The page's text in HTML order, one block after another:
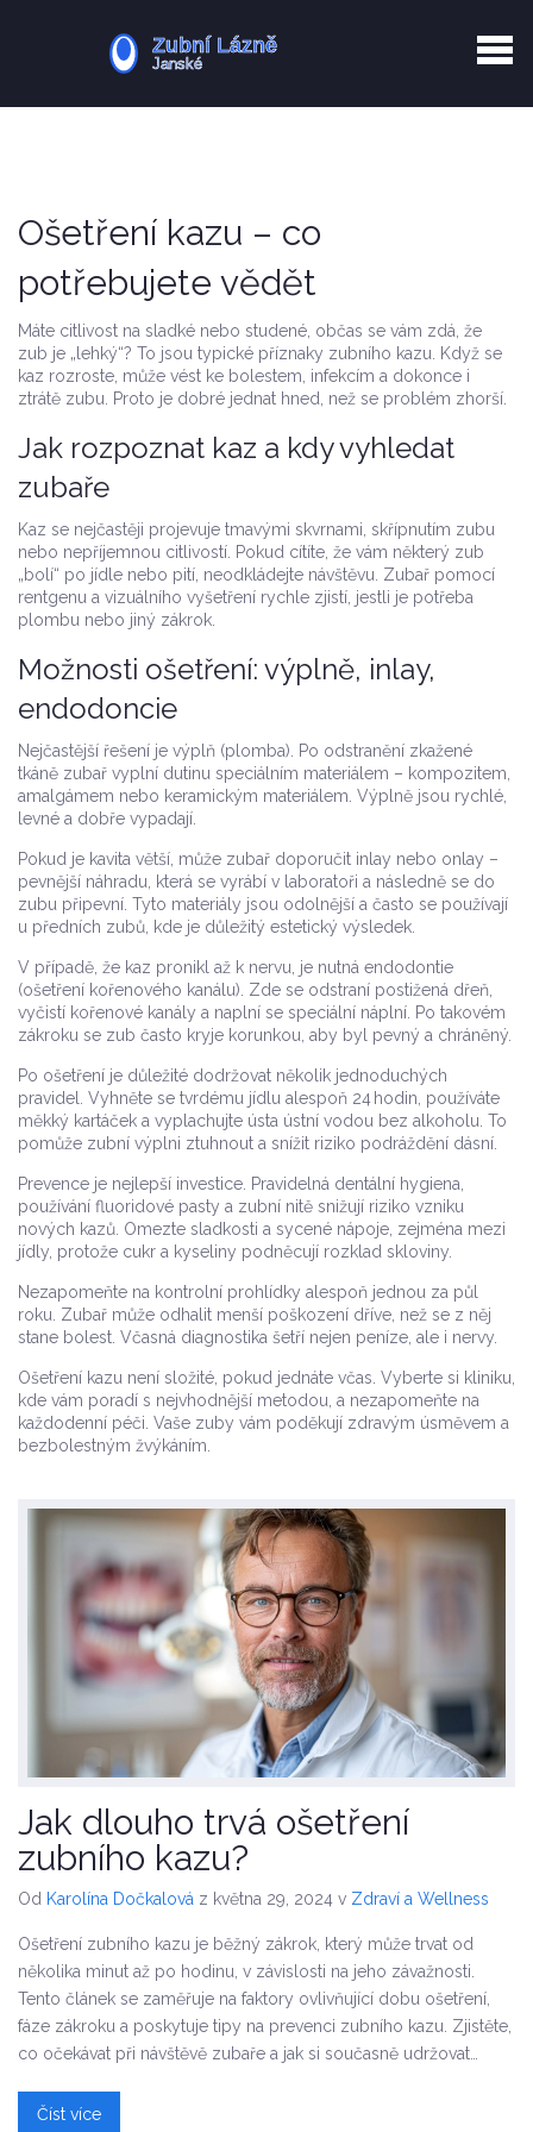
Zotavení po extrakci
Ošetření kazu – co
potřebujete vědět
Máte citlivost na sladké nebo studené, občas se vám zdá, že
zub je „lehký“? To jsou typické příznaky zubního kazu. Když se
kaz rozroste, může vést ke bolestem, infekcím a dokonce i
ztrátě zubu. Proto je dobré jednat hned, než se problém zhorší.
Jak rozpoznat kaz a kdy vyhledat
zubaře
Kaz se nejčastěji projevuje tmavými skvrnami, skřípnutím zubu
nebo nepříjemnou citlivostí. Pokud cítíte, že vám některý zub
„bolí“ po jídle nebo pití, neodkládejte návštěvu. Zubař pomocí
rentgenu a vizuálního vyšetření rychle zjistí, jestli je potřeba
plombu nebo jiný zákrok.
Možnosti ošetření: výplně, inlay,
endodoncie
Nejčastější řešení je výplň (plomba). Po odstranění zkažené
tkáně zubař vyplní dutinu speciálním materiálem – kompozitem,
amalgámem nebo keramickým materiálem. Výplně jsou rychlé,
levné a dobře vypadají.
Pokud je kavita větší, může zubař doporučit inlay nebo onlay –
pevnější náhradu, která se vyrábí v laboratoři a následně se do
zubu připevní. Tyto materiály jsou odolnější a často se používají
u předních zubů, kde je důležitý estetický výsledek.
V případě, že kaz pronikl až k nervu, je nutná endodontie
(ošetření kořenového kanálu). Zde se odstraní postižená dřeň,
vyčistí kořenové kanály a naplní se speciální náplní. Po takovém
zákroku se zub často kryje korunkou, aby byl pevný a chráněný.
Po ošetření je důležité dodržovat několik jednoduchých
pravidel. Vyhněte se tvrdému jídlu alespoň 24 hodin, používáte
měkký kartáček a vyplachujte ústa ústní vodou bez alkoholu. To
pomůže zubní výplni ztuhnout a snížit riziko podráždění dásní.
Prevence je nejlepší investice. Pravidelná dentální hygiena,
používání fluoridové pasty a zubní nitě snižují riziko vzniku
nových kazů. Omezte sladkosti a sycené nápoje, zejména mezi
jídly, protože cukr a kyseliny podněcují rozklad skloviny.
Nezapomeňte na kontrolní prohlídky alespoň jednou za půl
roku. Zubař může odhalit menší poškození dříve, než se z něj
stane bolest. Včasná diagnostika šetří nejen peníze, ale i nervy.
Ošetření kazu není složité, pokud jednáte včas. Vyberte si kliniku,
kde vám poradí s nejvhodnější metodou, a nezapomeňte na
každodenní péči. Vaše zuby vám poděkují zdravým úsměvem a
bezbolestným žvýkáním.
Jak dlouho trvá ošetření
zubního kazu?
Od Karolína Dočkalová z května 29, 2024 v Zdraví a Wellness
Ošetření zubního kazu je běžný zákrok, který může trvat od
několika minut až po hodinu, v závislosti na jeho závažnosti.
Tento článek se zaměřuje na faktory ovlivňující dobu ošetření,
fáze zákroku a poskytuje tipy na prevenci zubního kazu. Zjistěte,
co očekávat při návštěvě zubaře a jak si současně udržovat
Číst více